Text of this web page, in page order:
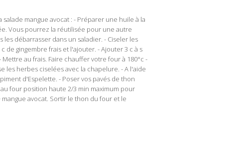
mangue avocat : - Préparer une huile à la
Vous pourrez la réutilisée pour une autre
débarrasser dans un saladier. - Ciseler les
de gingembre frais et l'ajouter. - Ajouter 3 c à s
au frais. Faire chauffer votre four à 180°c -
les herbes ciselées avec la chapelure. - A l'aide
d'Espelette. - Poser vos pavés de thon
four position haute 2/3 min maximum pour
avocat. Sortir le thon du four et le